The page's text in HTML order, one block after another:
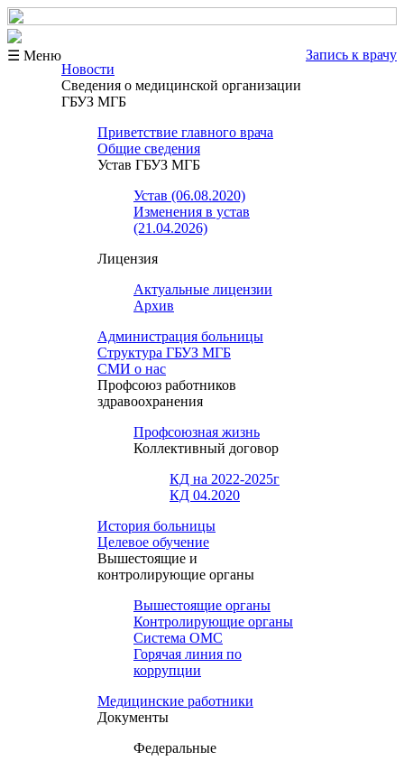
☰ Меню
Запись к врачу
Новости
Сведения о медицинской организации
ГБУЗ МГБ
Приветствие главного врача
Общие сведения
Устав ГБУЗ МГБ
Устав (06.08.2020)
Изменения в устав
(21.04.2026)
Лицензия
Актуальные лицензии
Архив
Администрация больницы
Структура ГБУЗ МГБ
СМИ о нас
Профсоюз работников
здравоохранения
Профсоюзная жизнь
Коллективный договор
КД на 2022-2025г
КД 04.2020
История больницы
Целевое обучение
Вышестоящие и
контролирующие органы
Вышестоящие органы
Контролирующие органы
Система ОМС
Горячая линия по
коррупции
Медицинские работники
Документы
Федеральные